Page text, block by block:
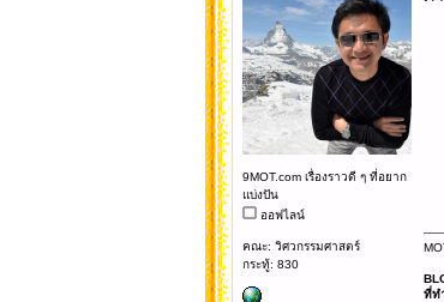
9MOT.com เรื่องราวดี ๆ ที่อยาก
แบ่งปัน
ออฟไลน์
คณะ: วิศวกรรมศาสตร์
กระทู้: 830
ที่ท